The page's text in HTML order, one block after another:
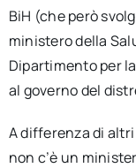
BiH (che però
ministero della
Dipartimento per
al governo del
A differenza di
non c’è un